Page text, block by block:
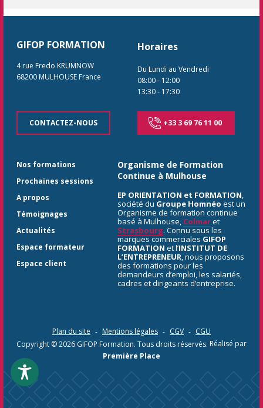
GIFOP FORMATION
4 rue Fredo KRUMNOW
68200 MULHOUSE France
CONTACTEZ-NOUS
Horaires
Du Lundi au Vendredi
08:00- 12:00
13:30- 17:30
+33 3 69 76 11 00
Nos formations
Prochaines sessions
A propos
Témoignages
Actualités
Espace formateur
Espace client
Organisme de Formation
Continue à Mulhouse
EP ORIENTATION et FORMATION,
société du Groupe Homnéo est un
Organisme de formation continue
basé à Mulhouse, Colmaret
Strasbourg. Connu sous les
marques commerciales GIFOP
FORMATION et l’INSTITUT DE
L’ENTREPRENEUR, nous proposons
des formations pour les
demandeurs d’emploi, les salariés,
cadres et dirigeants d’entreprise.
Plan du site Mentions légales CGV
CGU
Copyright © 2026 GIFOP Formation. Tous droits réservés. Réalisé par
Première Place